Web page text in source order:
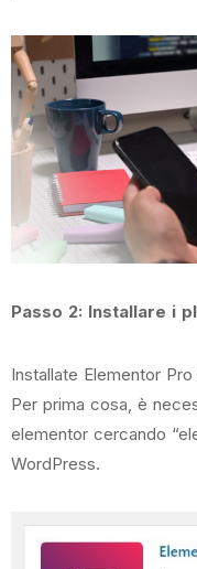
Passo 2: Installare i
Installate Elementor
Per prima cosa, è
elementor cercando
WordPress.